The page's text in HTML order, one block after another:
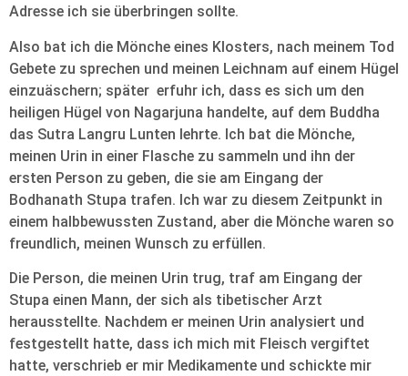
Adresse ich sie überbringen sollte.
Also bat ich die Mönche eines Klosters, nach meinem Tod
Gebete zu sprechen und meinen Leichnam auf einem Hügel
einzuäschern; später erfuhr ich, dass es sich um den
heiligen Hügel von Nagarjuna handelte, auf dem Buddha
das Sutra Langru Lunten lehrte. Ich bat die Mönche,
meinen Urin in einer Flasche zu sammeln und ihn der
ersten Person zu geben, die sie am Eingang der
Bodhanath Stupa trafen. Ich war zu diesem Zeitpunkt in
einem halbbewussten Zustand, aber die Mönche waren so
freundlich, meinen Wunsch zu erfüllen.
Die Person, die meinen Urin trug, traf am Eingang der
Stupa einen Mann, der sich als tibetischer Arzt
herausstellte. Nachdem er meinen Urin analysiert und
festgestellt hatte, dass ich mich mit Fleisch vergiftet
hatte, verschrieb er mir Medikamente und schickte mir